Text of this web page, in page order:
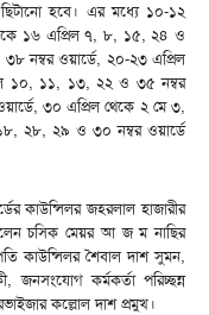
ছিটানো হবে। এর মধ্যে ১০-১২
১৬ এপ্রিল ৭, ৮, ১৫, ২৪ ও
নম্বর ওয়ার্ডে, ২০-২৩ এপ্রিল
১০, ১১, ১৩, ২২ ও ৩৫ নম্বর
৩০ এপ্রিল থেকে ২ মে ৩,
২৮, ২৯ ও ৩০ নম্বর ওয়ার্ডে
কাউন্সিলর জহরলাল হাজারীর
চসিক মেয়র আ জ ম নাছির
কাউন্সিলর শৈবাল দাশ সুমন,
জনসংযোগ কর্মকর্তা পরিচ্ছন্ন
কল্লোল দাশ প্রমুখ।